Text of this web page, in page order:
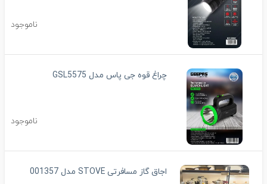
ناموجود
چراغ قوه جی پاس مدل GSL5575
ناموجود
اجاق گاز مسافرتی STOVE مدل 001357